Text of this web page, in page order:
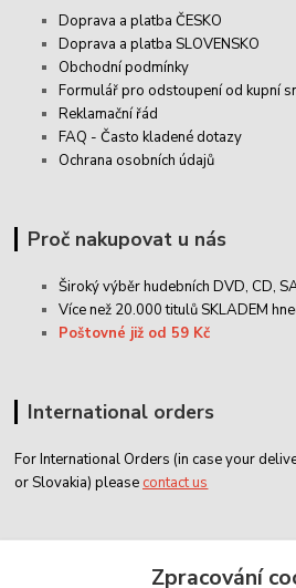
Doprava a platba ČESKO
Doprava a platba SLOVENSKO
Obchodní podmínky
Formulář pro odstoupení od kupní
Reklamační řád
FAQ - Často kladené dotazy
Ochrana osobních údajů
Proč nakupovat u nás
Široký výběr hudebních DVD, CD,
Více než 20.000 titulů SKLADEM
Poštovné již od 59 Kč
International orders
For International Orders (in case your
or Slovakia) please contact us
Zpracování